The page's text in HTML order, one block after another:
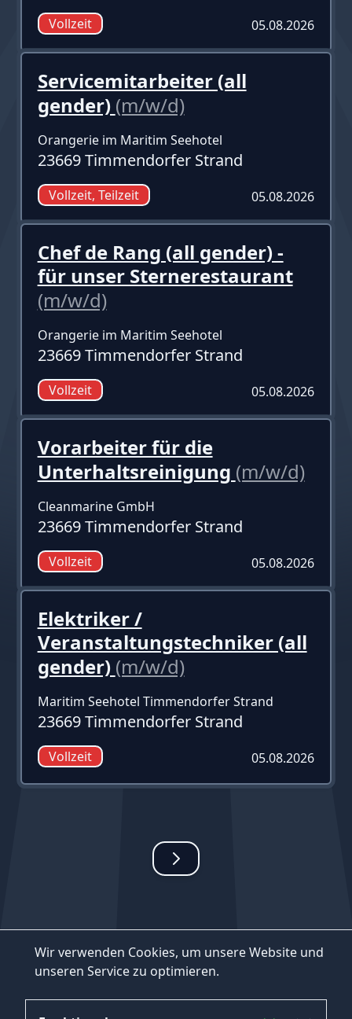
Wir verwenden Cookies, um unsere Website und
unseren Service zu optimieren.
Vollzeit 05.08.2026
Servicemitarbeiter (all
gender) (m/w/d)
Orangerie im Maritim Seehotel
23669 Timmendorfer Strand
Vollzeit, Teilzeit 05.08.2026
Chef de Rang (all gender) -
für unser Sternerestaurant
(m/w/d)
Orangerie im Maritim Seehotel
23669 Timmendorfer Strand
Vollzeit 05.08.2026
Vorarbeiter für die
Unterhaltsreinigung (m/w/d)
Cleanmarine GmbH
23669 Timmendorfer Strand
Vollzeit 05.08.2026
Elektriker /
Veranstaltungstechniker (all
gender) (m/w/d)
Maritim Seehotel Timmendorfer Strand
23669 Timmendorfer Strand
Vollzeit 05.08.2026